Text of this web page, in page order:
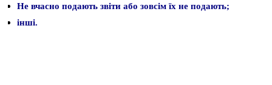
Не вчасно подають звіти або зовсім їх не подають;
інші.